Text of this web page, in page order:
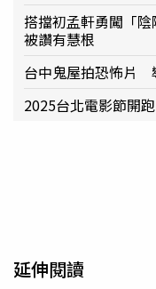
搭擋初孟軒勇闖「
被讚有慧根
台中鬼屋拍恐怖片
2025台北電影節開
延伸閱讀